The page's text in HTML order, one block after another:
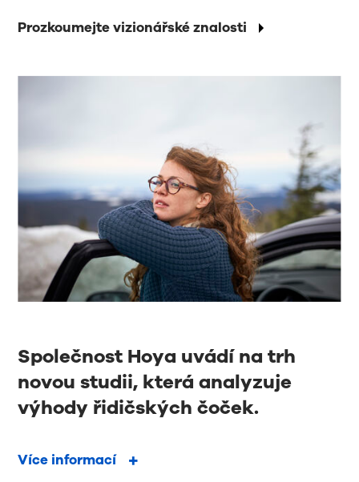
Prozkoumejte vizionářské znalosti
Společnost Hoya uvádí na trh
novou studii, která analyzuje
výhody řidičských čoček.
Více informací